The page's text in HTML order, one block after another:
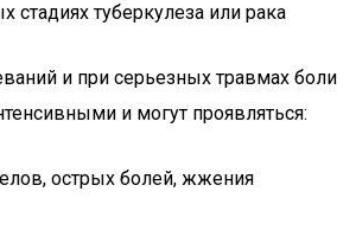
стадиях туберкулеза или рака
и при серьезных травмах боли
и могут проявляться:
острых болей, жжения